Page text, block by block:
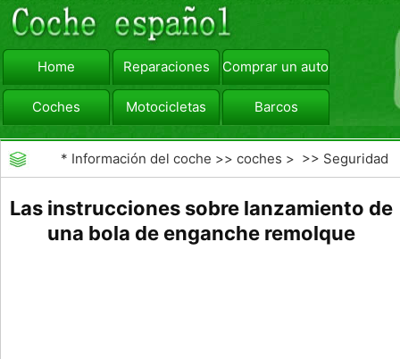
Home Reparaciones Comprar un automóvil
Coches Motocicletas Barcos
viajar Camiones
* Información del coche >>coches > >> Seguridad
Las instrucciones sobre lanzamiento de
una bola de enganche remolque